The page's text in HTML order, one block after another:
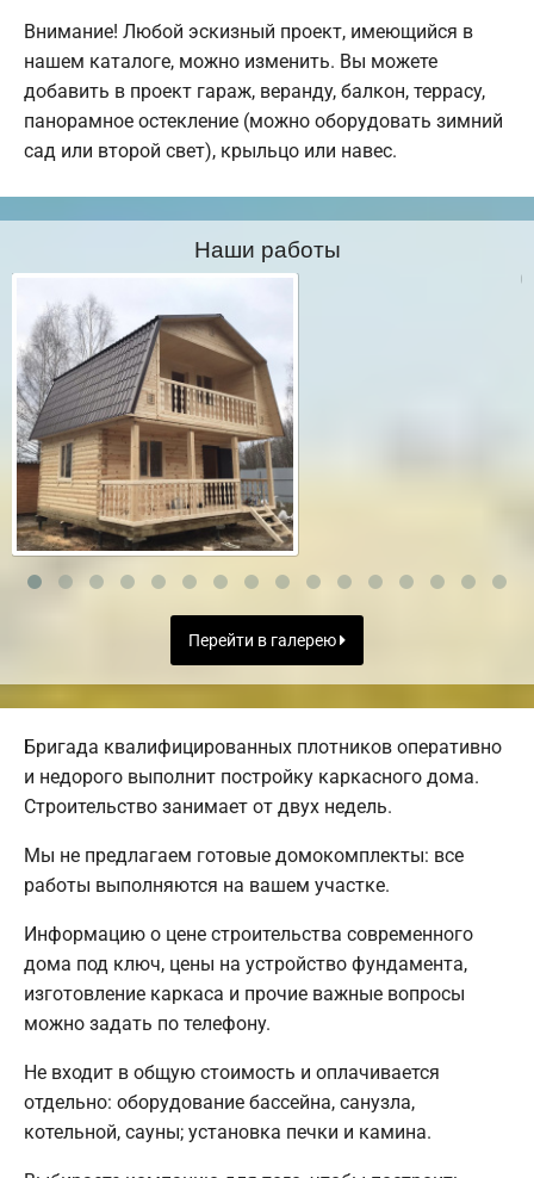
Внимание! Любой эскизный проект, имеющийся в
нашем каталоге, можно изменить. Вы можете
добавить в проект гараж, веранду, балкон, террасу,
панорамное остекление (можно оборудовать зимний
сад или второй свет), крыльцо или навес.
Наши работы
Перейти в галерею
Бригада квалифицированных плотников оперативно
и недорого выполнит постройку каркасного дома.
Строительство занимает от двух недель.
Мы не предлагаем готовые домокомплекты: все
работы выполняются на вашем участке.
Информацию о цене строительства современного
дома под ключ, цены на устройство фундамента,
изготовление каркаса и прочие важные вопросы
можно задать по телефону.
Не входит в общую стоимость и оплачивается
отдельно: оборудование бассейна, санузла,
котельной, сауны; установка печки и камина.